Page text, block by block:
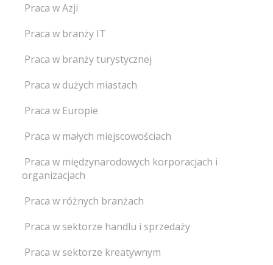
Praca w Azji
Praca w branży IT
Praca w branży turystycznej
Praca w dużych miastach
Praca w Europie
Praca w małych miejscowościach
Praca w międzynarodowych korporacjach i
organizacjach
Praca w różnych branżach
Praca w sektorze handlu i sprzedaży
Praca w sektorze kreatywnym